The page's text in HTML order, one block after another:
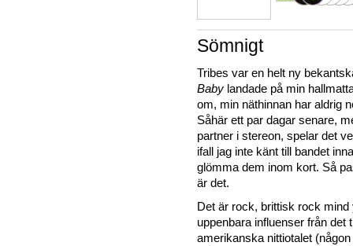
Sömnigt
Tribes var en helt ny
Baby landade på min
om, min näthinnan har aldrig
Såhär ett par dagar senare,
partner i stereon, spelar det
ifall jag inte känt till bandet
glömma dem inom kort. Så
är det.
Det är rock, brittisk rock mind
uppenbara influenser från det
amerikanska nittiotalet